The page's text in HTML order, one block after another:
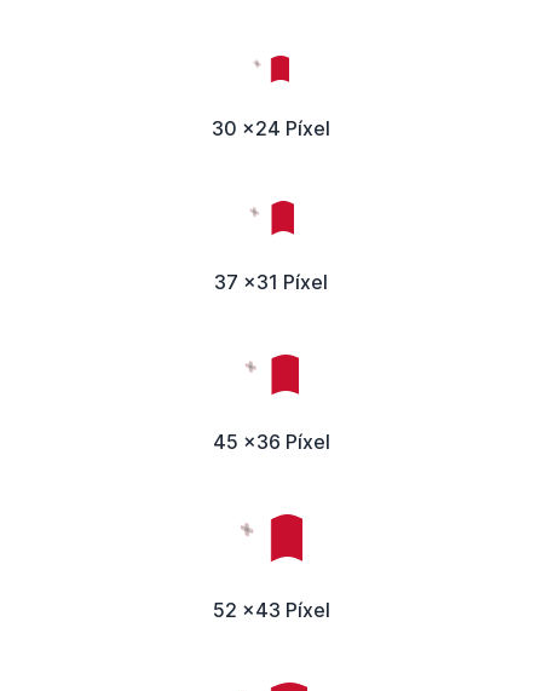
30 x24 Píxel
37 x31 Píxel
45 x36 Píxel
52 x43 Píxel